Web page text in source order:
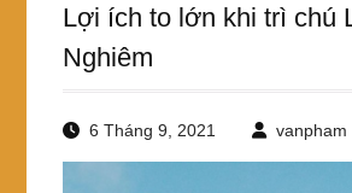
Lợi ích to lớn khi trì chú
Nghiêm
6 Tháng 9, 2021 vanpham